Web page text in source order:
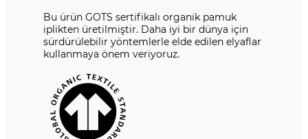
Bu ürün GOTS sertifikalı organik pamuk
iplikten üretilmiştir. Daha iyi bir dünya için
sürdürülebilir yöntemlerle elde edilen elyaflar
kullanmaya önem veriyoruz.